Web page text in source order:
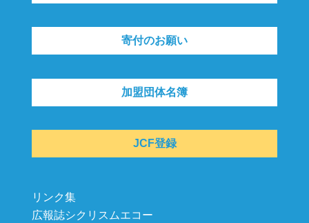
寄付のお願い
加盟団体名簿
JCF登録
リンク集
広報誌シクリスムエコー